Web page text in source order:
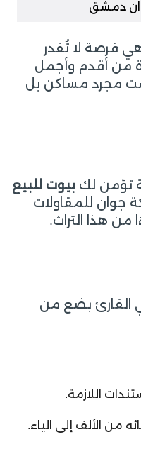
دمشق
فرصة لا تُقدر
من أقدم وأجمل
مجرد مساكن بل
تؤمن لك بيوت للبيع
جوان للمقاولات
من هذا التراث.
القارئ بضع من
اللازمة.
من الألف إلى الياء.